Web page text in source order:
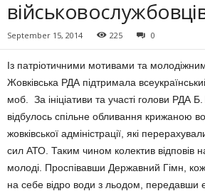
September 15, 2014 225 0
Із патріотичними мотивами та
Жовківська РДА підтримала
моб. За ініціативи та участі голови РДА
відбулось спільне обливання крижаною
жовківської адміністрації, які
сил АТО. Таким чином колектив відповів
молоді. Проспівавши Державний Гімн,
на себе відро води з льодом, передавши